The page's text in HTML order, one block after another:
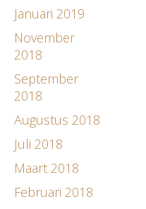
Januari 2019
November
2018
September
2018
Augustus 2018
Juli 2018
Maart 2018
Februari 2018